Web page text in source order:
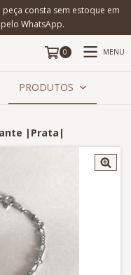
consta sem estoque em
WhatsApp.
0 MENU
PRODUTOS
|Prata|